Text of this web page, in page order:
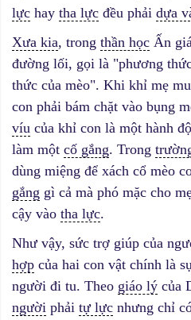
lực hay tha lực đều phải dựa
Xưa kia, trong thần học Ấn
đường lối, gọi là "phương
thức của mèo". Khi khỉ mẹ
con phải bám chặt vào bụng
víu của khỉ con là một hành
làm một cố gắng. Trong
dùng miệng để xách cổ mèo
gắng gì cả mà phó mặc cho
cậy vào tha lực.
Như vậy, sức trợ giúp của
hợp của hai con vật chính là
người đi tu. Theo giáo lý của
người phải tự lực nhưng chỉ